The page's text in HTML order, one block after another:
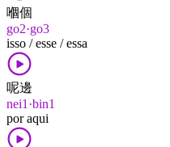
嗰個
go2·go3
isso / esse / essa
呢邊
nei1·bin1
por aqui